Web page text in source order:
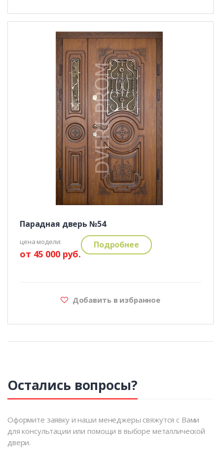
Парадная дверь №54
цена модели:
от 45 000 руб.
Подробнее
Добавить в избранное
Остались вопросы?
Оформите заявку и наши менеджеры свяжутся с Вами
для консультации или помощи в выборе металлической
двери.